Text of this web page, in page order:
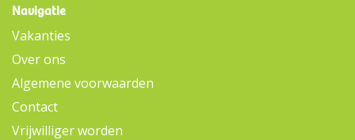
Navigatie
Vakanties
Over ons
Algemene voorwaarden
Contact
Vrijwilliger worden